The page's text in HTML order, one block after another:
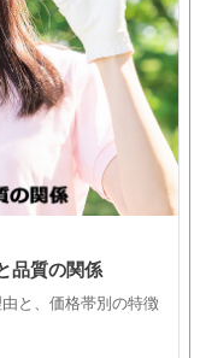
品質の関係
と、価格帯別の特徴